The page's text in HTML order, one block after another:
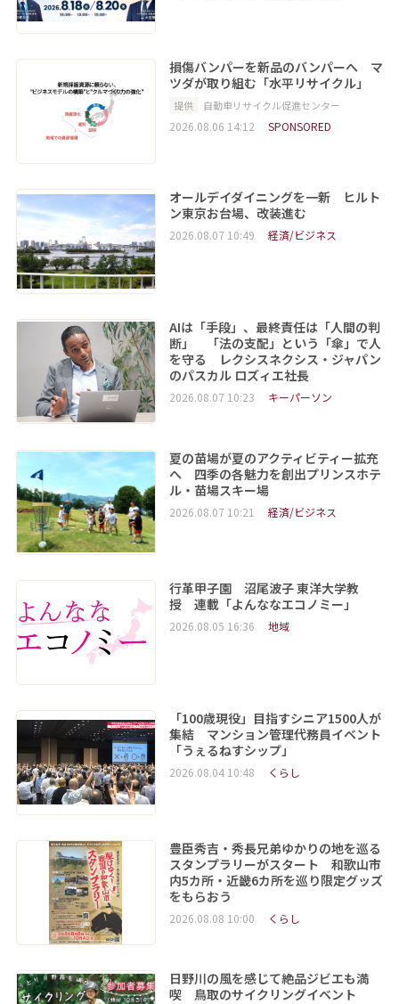
損傷バンパーを新品のバンパーへ マ
ツダが取り組む「水平リサイクル」
提供 自動車リサイクル促進センター
2026.08.06 14:12 SPONSORED
オールデイダイニングを一新 ヒルト
ン東京お台場、改装進む
2026.08.07 10:49 経済/ビジネス
AIは「手段」、最終責任は「人間の判
断」 「法の支配」という「傘」で人
を守る レクシスネクシス・ジャパン
のパスカル ロズィエ社長
2026.08.07 10:23 キーパーソン
夏の苗場が夏のアクティビティー拡充
へ 四季の各魅力を創出プリンスホテ
ル・苗場スキー場
2026.08.07 10:21 経済/ビジネス
行革甲子園 沼尾波子 東洋大学教
授 連載「よんななエコノミー」
2026.08.05 16:36 地域
「100歳現役」目指すシニア1500人が
集結 マンション管理代務員イベント
「うぇるねすシップ」
2026.08.04 10:48 くらし
豊臣秀吉・秀長兄弟ゆかりの地を巡る
スタンプラリーがスタート 和歌山市
内5カ所・近畿6カ所を巡り限定グッズ
をもらおう
2026.08.08 10:00 くらし
日野川の風を感じて絶品ジビエも満
喫 鳥取のサイクリングイベント